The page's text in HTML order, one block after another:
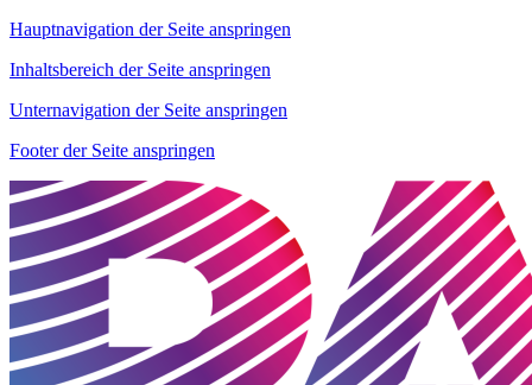
Hauptnavigation der Seite anspringen
Inhaltsbereich der Seite anspringen
Unternavigation der Seite anspringen
Footer der Seite anspringen